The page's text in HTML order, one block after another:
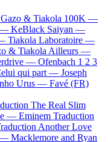
Gazo & Tiakola 100K —
— KeBlack Saiyan —
Tiakola Laboratoire —
& Tiakola Ailleurs —
— Ofenbach 1 2 3
qui part — Joseph
Urus — Favé (FR)
The Real Slim
— Eminem Traduction
Another Love
— Macklemore and Ryan